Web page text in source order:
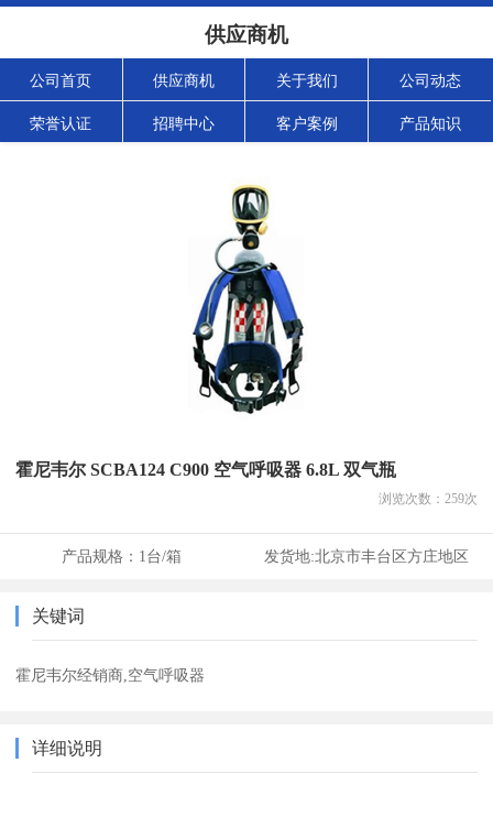
供应商机
公司首页 供应商机 关于我们 公司动态
荣誉认证 招聘中心 客户案例 产品知识
霍尼韦尔 SCBA124 C900 空气呼吸器 6.8L 双气瓶
浏览次数： 259次
产品规格： 1台/箱 发货地:北京市丰台区方庄地区
关键词
霍尼韦尔经销商,空气呼吸器
详细说明